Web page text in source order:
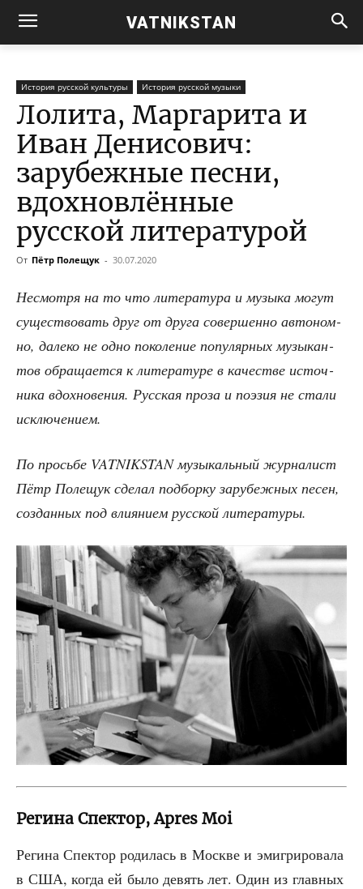
VATNIKSTAN
История русской культуры История русской музыки
Лолита, Маргарита и
Иван Денисович:
зарубежные песни,
вдохновлённые
русской литературой
От Пётр Полещук - 30.07.2020
Несмот­ря на то что лите­ра­ту­ра и музы­ка могут
суще­ство­вать друг от дру­га совер­шен­но авто­ном­
но, дале­ко не одно поко­ле­ние попу­ляр­ных музы­кан­
тов обра­ща­ет­ся к лите­ра­ту­ре в каче­стве источ­
ни­ка вдох­но­ве­ния. Рус­ская про­за и поэ­зия не ста­ли
исключением.
По прось­бе VATNIKSTAN музы­каль­ный жур­на­лист
Пётр Поле­щук сде­лал под­бор­ку зару­беж­ных песен,
создан­ных под вли­я­ни­ем рус­ской литературы.
Регина Спектор, Apres Moi
Реги­на Спек­тор роди­лась в Москве и эми­гри­ро­ва­ла
в США, когда ей было девять лет. Один из глав­ных